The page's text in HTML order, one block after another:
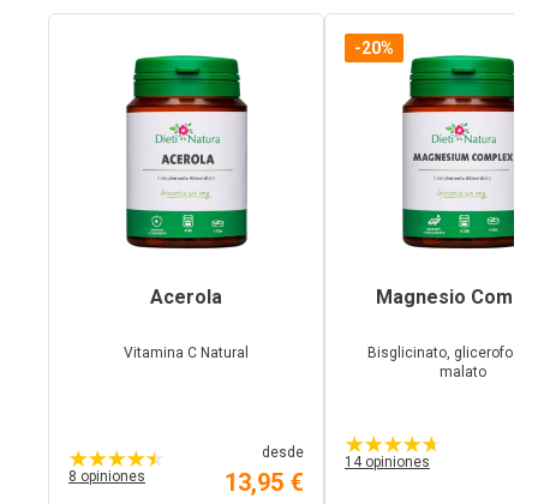
Acerola
Vitamina C Natural
8 opiniones
desde
13,95 €
-20%
Magnesio
Bisglicinato,
malato
14 opiniones